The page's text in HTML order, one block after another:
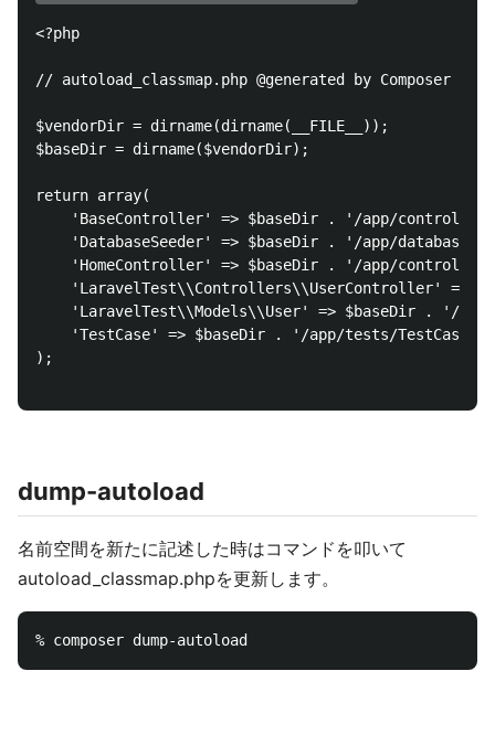
<?php
// autoload_classmap.php @generated by Composer
$vendorDir = dirname(dirname(__FILE__));
$baseDir = dirname($vendorDir);
return array(
'BaseController' => $baseDir . '/app/
'DatabaseSeeder' => $baseDir . '/app/database/
'HomeController' => $baseDir . '/app/
'LaravelTest\\Controllers\\UserController' =>
'LaravelTest\\Models\\User' => $baseDir . '/
'TestCase' => $baseDir . '/app/tests/
);
dump-autoload
名前空間を新たに記述した時はコマンドを叩いて
autoload_classmap.phpを更新します。
% composer dump-autoload